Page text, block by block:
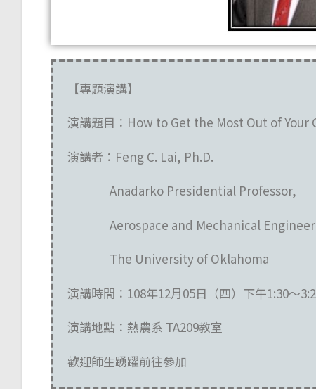
【專題演講】
演講題目：How to Get the Most Out of Your
演講者：Feng C. Lai, Ph.D.
Anadarko Presidential Professor,
Aerospace and Mechanical
The University of Oklahoma
演講時間：108年12月05日（四）下午1:30～
演講地點：熱農系 TA209教室
歡迎師生踴躍前往參加